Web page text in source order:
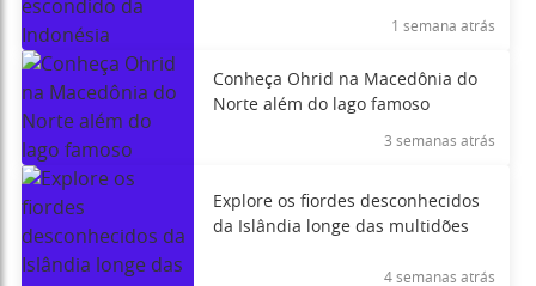
1 semana atrás
Conheça Ohrid na Macedônia do
Norte além do lago famoso
3 semanas atrás
Explore os fiordes desconhecidos
da Islândia longe das multidões
4 semanas atrás